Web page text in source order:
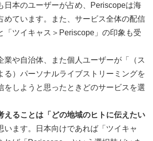
日本のユーザーが占め、Periscopeは海
めています。また、サービス全体の配信
「ツイキャス＞Periscope」の印象も受
業や自治体、また個人ユーザーが「（ス
る）パーソナルライブストリーミングを
をしようと思ったときどのサービスを選
えることは「どの地域のヒトに伝えたい
います。日本向けであれば「ツイキャ